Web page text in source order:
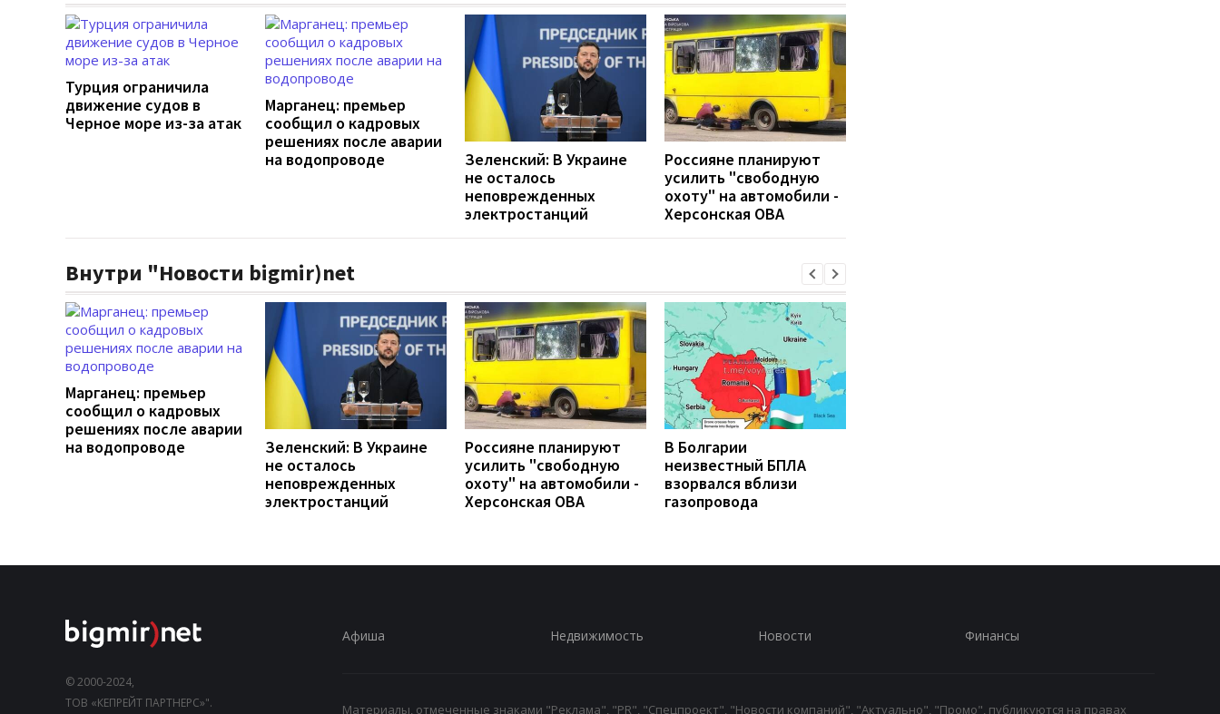
Турция ограничила
движение судов в
Черное море из-за атак
Марганец: премьер
сообщил о кадровых
решениях после аварии
на водопроводе
Зеленский: В Украине
не осталось
неповрежденных
электростанций
Россияне планируют
усилить "свободную
охоту" на автомобили -
Херсонская ОВА
Внутри "Новости bigmir)net
Марганец: премьер
сообщил о кадровых
решениях после аварии
на водопроводе
Зеленский: В Украине
не осталось
неповрежденных
электростанций
Россияне планируют
усилить "свободную
охоту" на автомобили -
Херсонская ОВА
В Болгарии
неизвестный БПЛА
взорвался вблизи
газопровода
© 2000-2024,
ТОВ «КЕПРЕЙТ ПАРТНЕРС»".
Афиша Недвижимость Новости Финансы
Материалы, отмеченные знаками "Реклама", "PR", "Спецпроект", "Новости компаний", "Актуально", "Промо", публикуются на правах